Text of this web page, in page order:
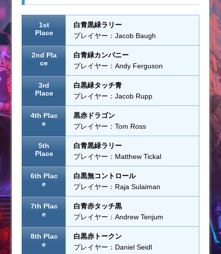
1st
Place
白青黒緑ラリー
プレイヤー：Jacob Baugh
2nd Pla
ce
白青緑カンパニー
プレイヤー：Andy Ferguson
3rd
Place
白黒緑タッチ青
プレイヤー：Jacob Rupp
4th Plac
e
黒赤ドラゴン
プレイヤー：Tom Ross
5th
Place
白青黒緑ラリー
プレイヤー：Matthew Tickal
6th Plac
e
白黒無コントロール
プレイヤー：Raja Sulaiman
7th Plac
e
白青赤タッチ黒
プレイヤー：Andrew Tenjum
8th Plac
e
白黒赤トークン
プレイヤー：Daniel Seidl